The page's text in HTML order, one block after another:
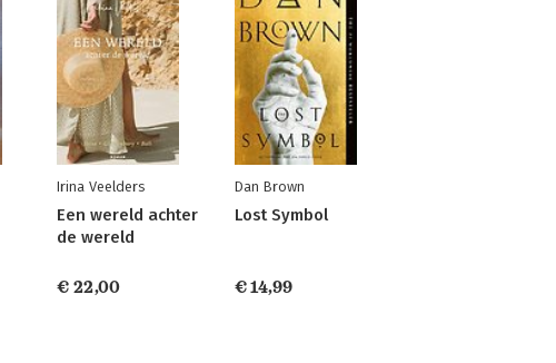
Irina Veelders
Een wereld achter
de wereld
€ 22,00
Dan Brown
Lost Symbol
€ 14,99